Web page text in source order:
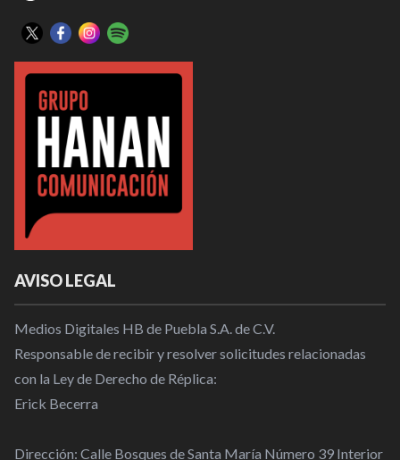
AVISO LEGAL
Medios Digitales HB de Puebla S.A. de C.V.
Responsable de recibir y resolver solicitudes relacionadas
con la Ley de Derecho de Réplica:
Erick Becerra
Dirección: Calle Bosques de Santa María Número 39 Interior